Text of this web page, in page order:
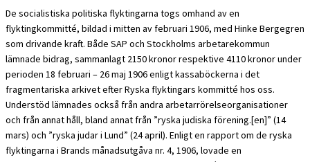
De socialistiska politiska flyktingarna togs omhand av en
flyktingkommitté, bildad i mitten av februari 1906, med Hinke Bergegren
som drivande kraft. Både SAP och Stockholms arbetarekommun
lämnade bidrag, sammanlagt 2150 kronor respektive 4110 kronor under
perioden 18 februari – 26 maj 1906 enligt kassaböckerna i det
fragmentariska arkivet efter Ryska flyktingars kommitté hos oss.
Understöd lämnades också från andra arbetarrörelseorganisationer
och från annat håll, bland annat från ”ryska judiska förening.[en]” (14
mars) och ”ryska judar i Lund” (24 april). Enligt en rapport om de ryska
flyktingarna i Brands månadsutgåva nr. 4, 1906, lovade en